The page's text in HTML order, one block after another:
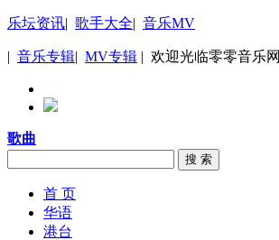
乐坛资讯| 歌手大全| 音乐MV
| 音乐专辑| MV专辑 | 欢迎光临零零音乐网
歌曲
搜 索
首 页
华语
港台